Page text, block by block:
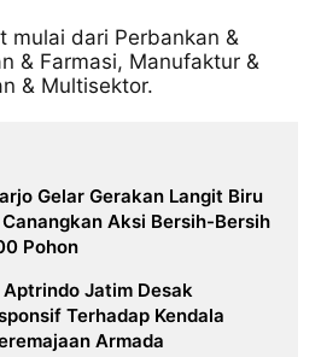
mulai dari Perbankan &
& Farmasi, Manufaktur &
& Multisektor.
Gelar Gerakan Langit Biru
Aksi Bersih-Bersih
Pohon
Aptrindo Jatim Desak
Terhadap Kendala
Armada